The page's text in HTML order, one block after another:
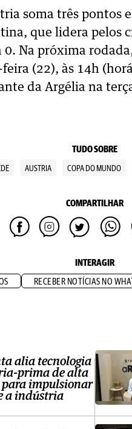
soma três pontos
que lidera pelos
0. Na próxima
(22), às 14h
da Argélia na
TUDO SOBRE
AUSTRIA COPA DO MUNDO
COMPARTILHAR
INTERAGIR
RECEBER NOTÍCIAS NO
alia tecnologia
prima de alta
para impulsionar
a indústria